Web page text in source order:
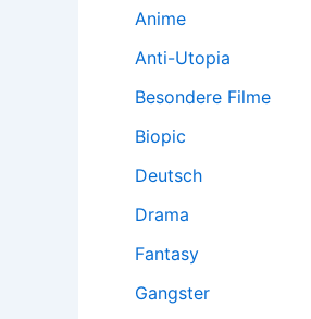
Anime
Anti-Utopia
Besondere Filme
Biopic
Deutsch
Drama
Fantasy
Gangster